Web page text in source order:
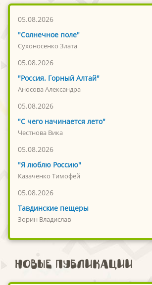
05.08.2026
"Солнечное поле"
Сухоносенко Злата
05.08.2026
"Россия. Горный Алтай"
Аносова Александра
05.08.2026
"С чего начинается лето"
Честнова Вика
05.08.2026
"Я люблю Россию"
Казаченко Тимофей
05.08.2026
Тавдинские пещеры
Зорин Владислав
Новые публикации